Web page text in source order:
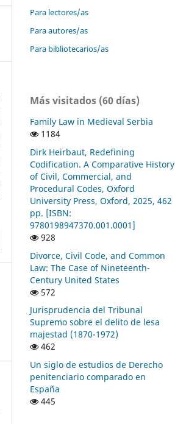
Para lectores/as
Para autores/as
Para bibliotecarios/as
Más visitados (60 días)
Family Law in Medieval Serbia
1184
Dirk Heirbaut, Redefining
Codification. A Comparative History
of Civil, Commercial, and
Procedural Codes, Oxford
University Press, Oxford, 2025, 462
pp. [ISBN:
9780198947370.001.0001]
928
Divorce, Civil Code, and Common
Law: The Case of Nineteenth-
Century United States
572
Jurisprudencia del Tribunal
Supremo sobre el delito de lesa
majestad (1870-1972)
462
Un siglo de estudios de Derecho
penitenciario comparado en
España
445